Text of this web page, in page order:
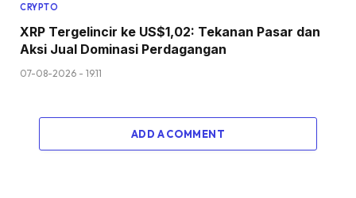
CRYPTO
XRP Tergelincir ke US$1,02: Tekanan Pasar dan
Aksi Jual Dominasi Perdagangan
07-08-2026 - 19.11
ADD A COMMENT